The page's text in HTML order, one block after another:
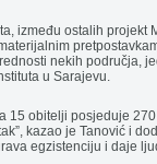
između ostalih projekt
nekih područja,
u Sarajevu.
obitelji posjeduje
kazao je Tanović i
egzistenciju i daje